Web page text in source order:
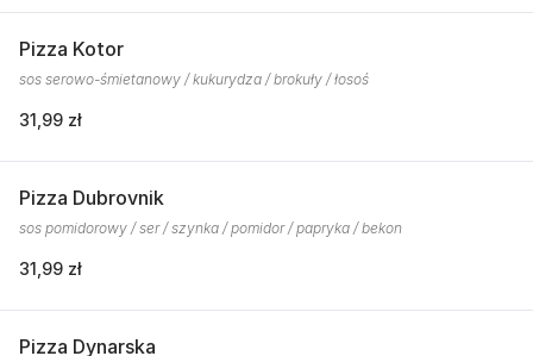
Pizza Kotor
sos serowo-śmietanowy / kukurydza / brokuły / łosoś
31,99 zł
Pizza Dubrovnik
sos pomidorowy / ser / szynka / pomidor / papryka / bekon
31,99 zł
Pizza Dynarska